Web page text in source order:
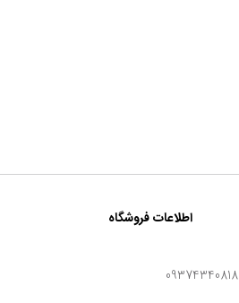
اطلاعات فروشگاه
09374340818